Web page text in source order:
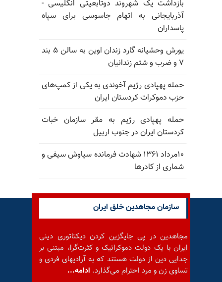
بازداشت یک شهروند دوتابعیتی انگلیسی -
آذربایجانی به اتهام جاسوسی برای سپاه
پاسداران
یورش وحشیانه گارد زندان اوین به سالن ۵ بند
۷ و ضرب و شتم زندانیان
حمله پهپادی رژیم آخوندی به یکی از کمپ‌های
حزب دموکرات کردستان ایران
حمله پهپادی رژیم به مقر سازمان خبات
کردستان ایران در جنوب اربیل
۱۰مرداد ۱۳۶۱ شهادت فرمانده سیاوش سیفی و
شماری از کادرها
سازمان مجاهدین خلق ایران
مجاهدین در پی جایگزین کردن دیکتاتوری دینی
ایران با یک دولت دموکراتیک و کثرت‌گرا، مبتنی بر
جدایی دین از دولت هستند که به آزادیهای فردی و
تساوی زن و مرد احترام می‌گذارد. ادامه...